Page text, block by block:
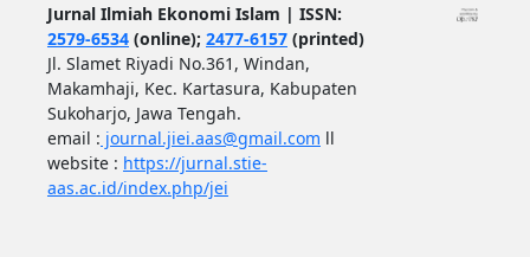
Jurnal Ilmiah Ekonomi Islam | ISSN:
2579-6534(online); 2477-6157(printed)
Jl. Slamet Riyadi No.361, Windan,
Makamhaji, Kec. Kartasura, Kabupaten
Sukoharjo, Jawa Tengah.
email : journal.jiei.aas@gmail.com ll
website : https://jurnal.stie-
aas.ac.id/index.php/jei